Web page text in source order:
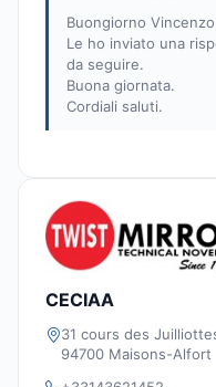
Buongiorno
Le ho inviato una
da seguire.
Buona giornata.
Cordiali saluti.
CECIAA
31 cours des
94700 Maisons-Alfort